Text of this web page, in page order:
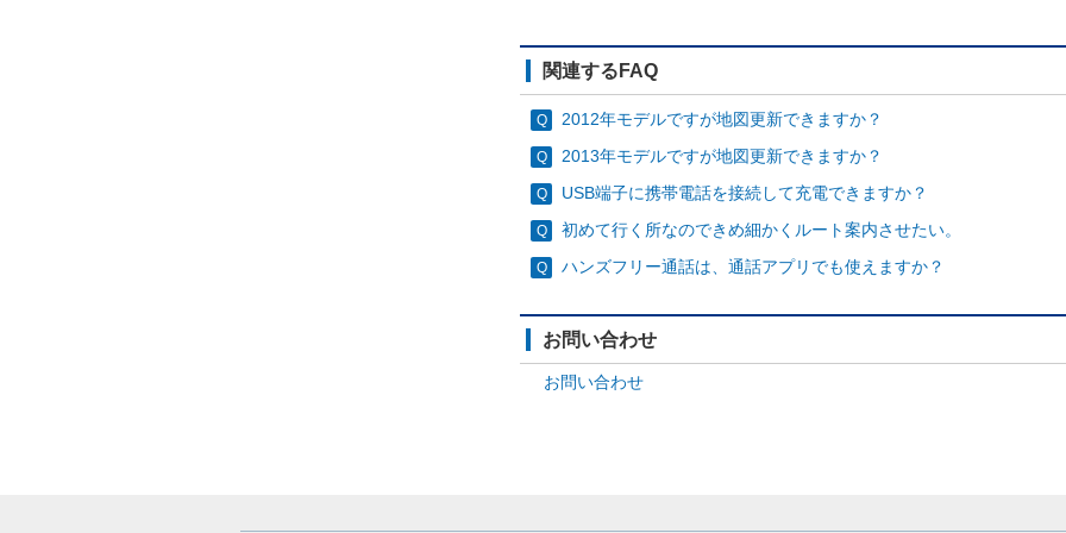
関連するFAQ
2012年モデルですが地図更新できますか？
2013年モデルですが地図更新できますか？
USB端子に携帯電話を接続して充電できますか？
初めて行く所なのできめ細かくルート案内させたい。
ハンズフリー通話は、通話アプリでも使えますか？
お問い合わせ
お問い合わせ